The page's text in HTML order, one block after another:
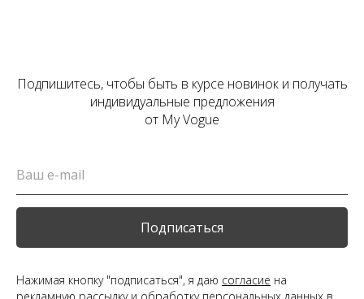
Подпишитесь, чтобы быть в курсе новинок и получать
индивидуальные предложения
от My Vogue
Подписаться
Нажимая кнопку "подписаться", я даю согласие на